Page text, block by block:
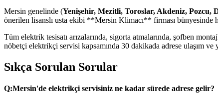
Mersin genelinde (Yenişehir, Mezitli, Toroslar, Akdeniz, Pozcu,
önerilen lisanslı usta ekibi **Mersin Klimacı** firması bünyesinde
Tüm elektrik tesisatı arızalarında, sigorta atmalarında, şofben
nöbetçi elektrikçi servisi kapsamında 30 dakikada adrese ulaşım ve
Sıkça Sorulan Sorular
Q:Mersin'de elektrikçi servisiniz ne kadar sürede adrese gelir?